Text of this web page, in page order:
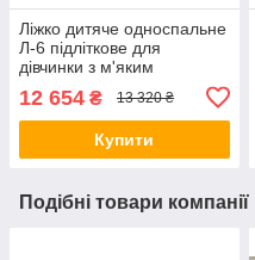
Ліжко дитяче односпальне
Л-6 підліткове для
дівчинки з м'яким
узголів'ям, подушками та
висувними ящиками
12 654 ₴ 13 320 ₴
Купити
Подібні товари компанії